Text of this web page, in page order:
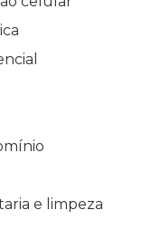
e limpeza